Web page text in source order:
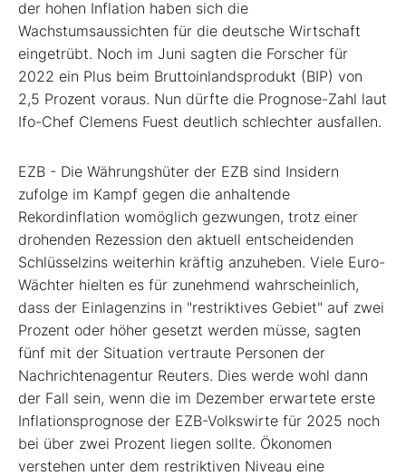
der hohen Inflation haben sich die
Wachstumsaussichten für die deutsche Wirtschaft
eingetrübt. Noch im Juni sagten die Forscher für
2022 ein Plus beim Bruttoinlandsprodukt (BIP) von
2,5 Prozent voraus. Nun dürfte die Prognose-Zahl laut
Ifo-Chef Clemens Fuest deutlich schlechter ausfallen.
EZB - Die Währungshüter der EZB sind Insidern
zufolge im Kampf gegen die anhaltende
Rekordinflation womöglich gezwungen, trotz einer
drohenden Rezession den aktuell entscheidenden
Schlüsselzins weiterhin kräftig anzuheben. Viele Euro-
Wächter hielten es für zunehmend wahrscheinlich,
dass der Einlagenzins in "restriktives Gebiet" auf zwei
Prozent oder höher gesetzt werden müsse, sagten
fünf mit der Situation vertraute Personen der
Nachrichtenagentur Reuters. Dies werde wohl dann
der Fall sein, wenn die im Dezember erwartete erste
Inflationsprognose der EZB-Volkswirte für 2025 noch
bei über zwei Prozent liegen sollte. Ökonomen
verstehen unter dem restriktiven Niveau eine